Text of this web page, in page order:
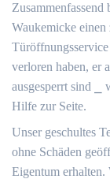
Zusammenfassend
Waukemicke einen
verloren haben, er
ausgesperrt sind ⎯
Hilfe zur Seite.​
Unser geschultes
ohne Schäden
Eigentum erhalten.